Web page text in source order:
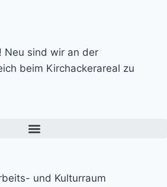
Neu sind wir an der
beim Kirchackerareal zu
und Kulturraum